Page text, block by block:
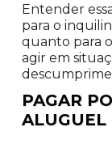
Entender
para o
quanto para
agir em
PAGAR
ALUGUEL